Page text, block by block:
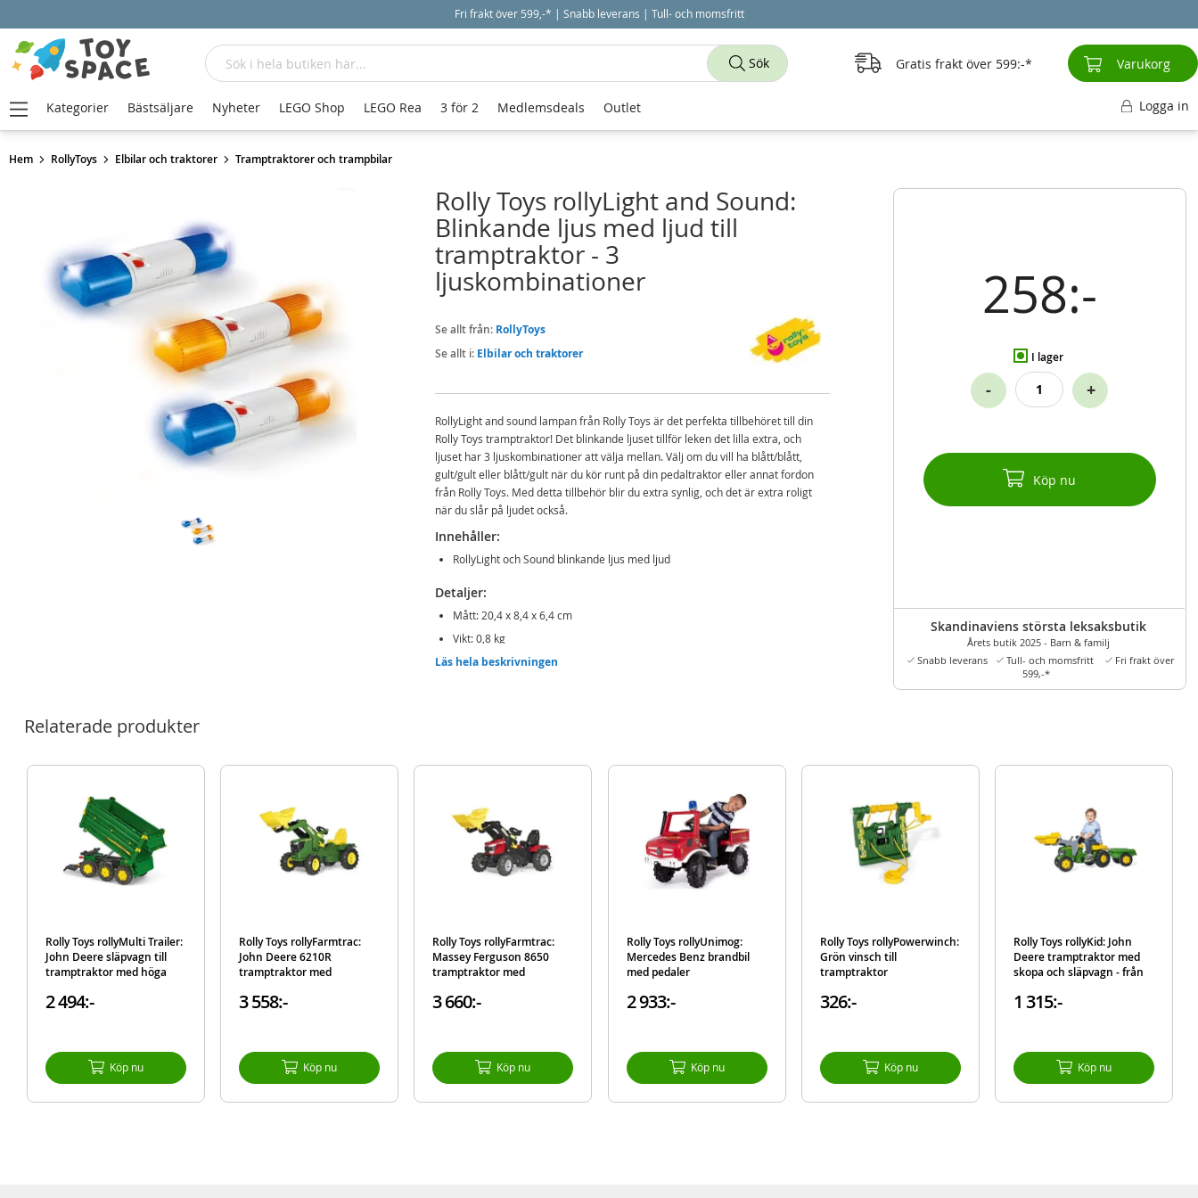
Fri frakt över 599,-* | Snabb leverans | Tull- och momsfritt
Hem RollyToys Elbilar och traktorer Tramptraktorer och trampbilar
258:-
I lager
- +
Köp nu
Skandinaviens största leksaksbutik
Årets butik 2025 - Barn & familj
Snabb leverans
Tull- och momsfritt
Fri frakt över
599,-*
Rolly Toys rollyLight and Sound:
Blinkande ljus med ljud till
tramptraktor - 3
ljuskombinationer
Se allt från: RollyToys
Se allt i: Elbilar och traktorer
RollyLight and sound lampan från Rolly Toys är det perfekta tillbehöret till din
Rolly Toys tramptraktor! Det blinkande ljuset tillför leken det lilla extra, och
ljuset har 3 ljuskombinationer att välja mellan. Välj om du vill ha blått/blått,
gult/gult eller blått/gult när du kör runt på din pedaltraktor eller annat fordon
från Rolly Toys. Med detta tillbehör blir du extra synlig, och det är extra roligt
när du slår på ljudet också.
Innehåller:
RollyLight och Sound blinkande ljus med ljud
Detaljer:
Mått: 20,4 x 8,4 x 6,4 cm
Vikt: 0,8 kg
Batteribehov: 2 x AA (ingår ej)
Läs hela beskrivningen
Relaterade produkter
Rolly Toys rollyMulti Trailer:
John Deere släpvagn till
tramptraktor med höga
2 494:-
Köp nu
Rolly Toys rollyFarmtrac:
John Deere 6210R
tramptraktor med
luftgummidäck
3 558:-
Köp nu
Rolly Toys rollyFarmtrac:
Massey Ferguson 8650
tramptraktor med
luftgummidäck
3 660:-
Köp nu
Rolly Toys rollyUnimog:
Mercedes Benz brandbil
med pedaler
2 933:-
Köp nu
Rolly Toys rollyPowerwinch:
Grön vinsch till
tramptraktor
326:-
Köp nu
Rolly Toys rollyKid: John
Deere tramptraktor med
skopa och släpvagn - från
1 315:-
Köp nu
Sök
Sök Gratis frakt över 599:- Varukorg
Kategorier Bästsäljare Nyheter LEGO Shop LEGO Rea 3 för 2 Medlemsdeals Outlet Logga in